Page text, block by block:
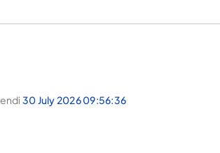
30 July 2026 09:56:36